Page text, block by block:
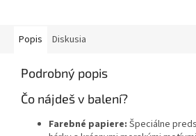
Popis Diskusia
Podrobný popis
Čo nájdeš v balení?
Farebné papiere: Špeciálne